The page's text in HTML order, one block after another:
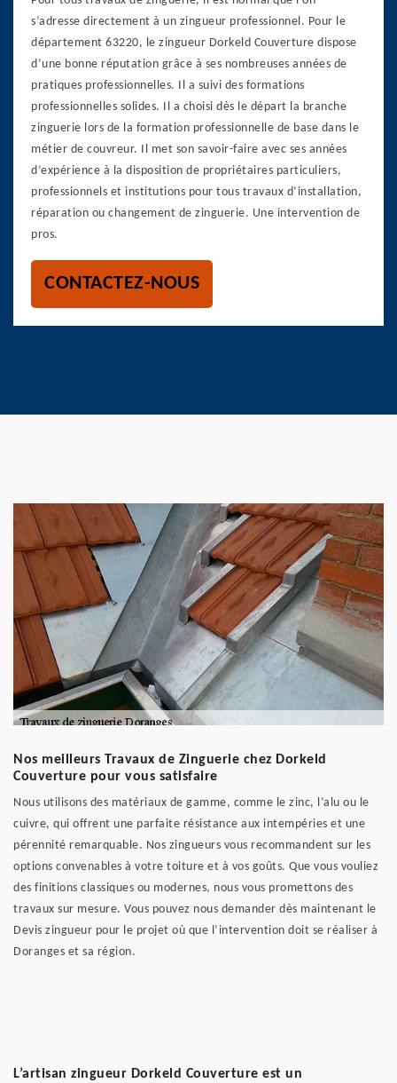
s’adresse directement à un zingueur professionnel. Pour le
département 63220, le zingueur Dorkeld Couverture dispose
d’une bonne réputation grâce à ses nombreuses années de
pratiques professionnelles. Il a suivi des formations
professionnelles solides. Il a choisi dès le départ la branche
zinguerie lors de la formation professionnelle de base dans le
métier de couvreur. Il met son savoir-faire avec ses années
d’expérience à la disposition de propriétaires particuliers,
professionnels et institutions pour tous travaux d’installation,
réparation ou changement de zinguerie. Une intervention de
pros.
CONTACTEZ-NOUS
Nos meilleurs Travaux de Zinguerie chez Dorkeld
Couverture pour vous satisfaire
Nous utilisons des matériaux de gamme, comme le zinc, l’alu ou le
cuivre, qui offrent une parfaite résistance aux intempéries et une
pérennité remarquable. Nos zingueurs vous recommandent sur les
options convenables à votre toiture et à vos goûts. Que vous vouliez
des finitions classiques ou modernes, nous vous promettons des
travaux sur mesure. Vous pouvez nous demander dès maintenant le
Devis zingueur pour le projet où que l’intervention doit se réaliser à
Doranges et sa région.
L’artisan zingueur Dorkeld Couverture est un